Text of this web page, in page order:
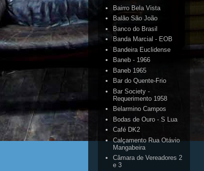
Bairro Bela Vista
Balão São João
Banco do Brasil
Banda Marcial - EOB
Bandeira Euclidense
Baneb - 1966
Baneb 1965
Bar do Quente-Frio
Bar Society -
Requerimento 1958
Belarmino Campos
Bodas de Ouro - S Lua
Café DK2
Calçamento Rua Otávio
Mangabeira
Câmara de Vereadores 2
e 3